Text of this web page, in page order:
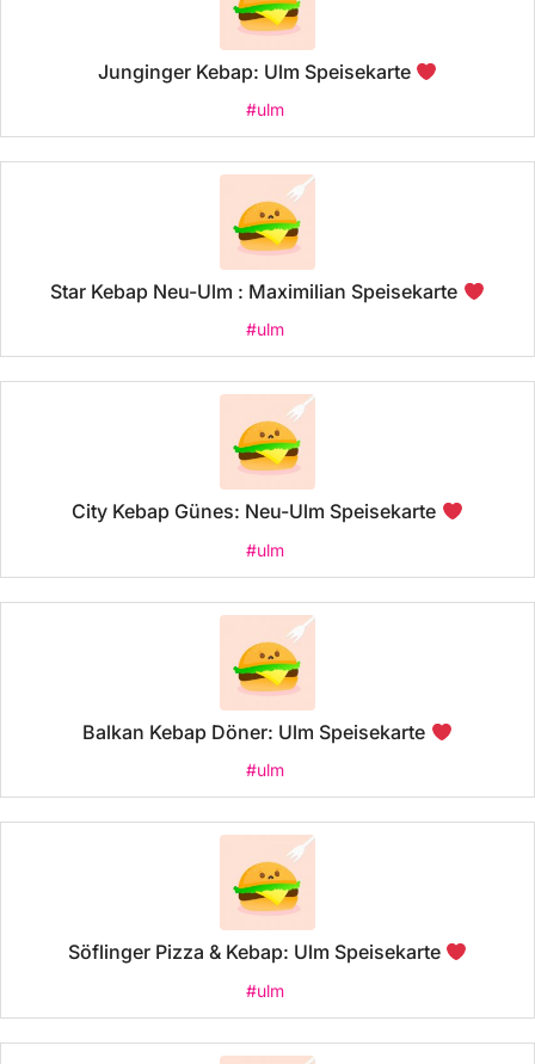
Junginger Kebap: Ulm Speisekarte
#ulm
Star Kebap Neu-Ulm : Maximilian Speisekarte
#ulm
City Kebap Günes: Neu-Ulm Speisekarte
#ulm
Balkan Kebap Döner: Ulm Speisekarte
#ulm
Söflinger Pizza & Kebap: Ulm Speisekarte
#ulm